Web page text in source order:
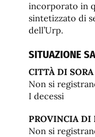
incorporato in
sintetizzato di
dell’Urp.
SITUAZIONE
CITTÀ DI SORA
Non si
I decessi
PROVINCIA DI
Non si